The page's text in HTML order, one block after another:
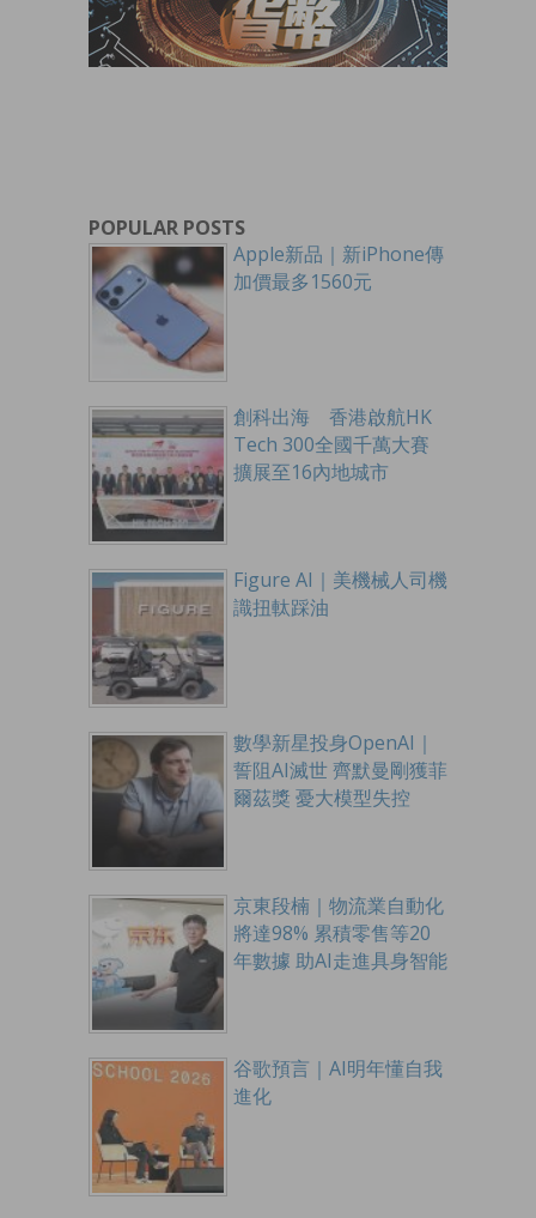
POPULAR POSTS
Apple新品｜新iPhone傳
加價最多1560元
創科出海 香港啟航HK
Tech 300全國千萬大賽
擴展至16內地城市
Figure AI｜美機械人司機
識扭軚踩油
數學新星投身OpenAI｜
誓阻AI滅世 齊默曼剛獲菲
爾茲獎 憂大模型失控
京東段楠｜物流業自動化
將達98% 累積零售等20
年數據 助AI走進具身智能
谷歌預言｜AI明年懂自我
進化